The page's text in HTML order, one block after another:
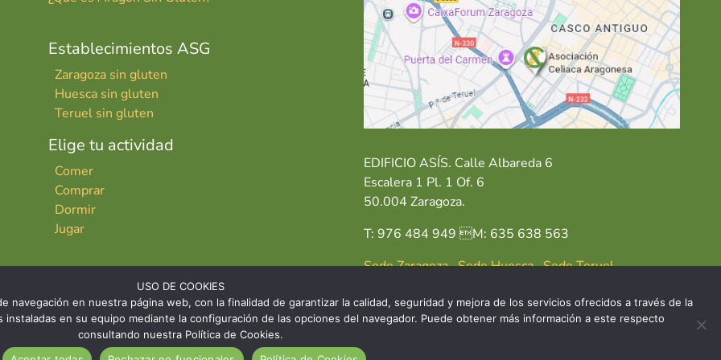
Establecimientos ASG
Zaragoza sin gluten
Huesca sin gluten
Teruel sin gluten
Elige tu actividad
Comer
Comprar
Dormir
Jugar
EDIFICIO ASÍS. Calle Albareda 6
Escalera 1 Pl. 1 Of. 6
50.004 Zaragoza.
T: 976 484 949 M: 635 638 563
Sede Zaragoza·Sede Huesca·Sede Teruel
USO DE COOKIES
navegación en nuestra página web, con la finalidad de garantizar la calidad, seguridad y mejora de los servicios ofrecidos a través de la
en su equipo mediante la configuración de las opciones del navegador. Puede obtener más información a este respecto
consultando nuestra Política de Cookies.